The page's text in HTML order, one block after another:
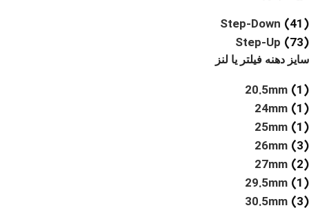
Step-Down (41)
Step-Up (73)
سایز دهنه فیلتر یا لنز
20.5mm (1)
24mm (1)
25mm (1)
26mm (3)
27mm (2)
29.5mm (1)
30.5mm (3)